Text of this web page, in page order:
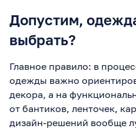
Допустим,
выбрать?
Главное правило: в
одежды важно
декора, а на
от бантиков, ленточек,
дизайн-решений вообще